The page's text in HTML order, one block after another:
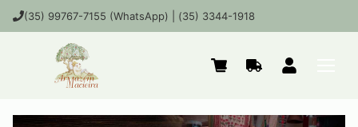
(35) 99767-7155 (WhatsApp) | (35) 3344-1918